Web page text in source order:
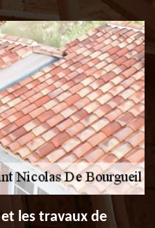
les travaux de